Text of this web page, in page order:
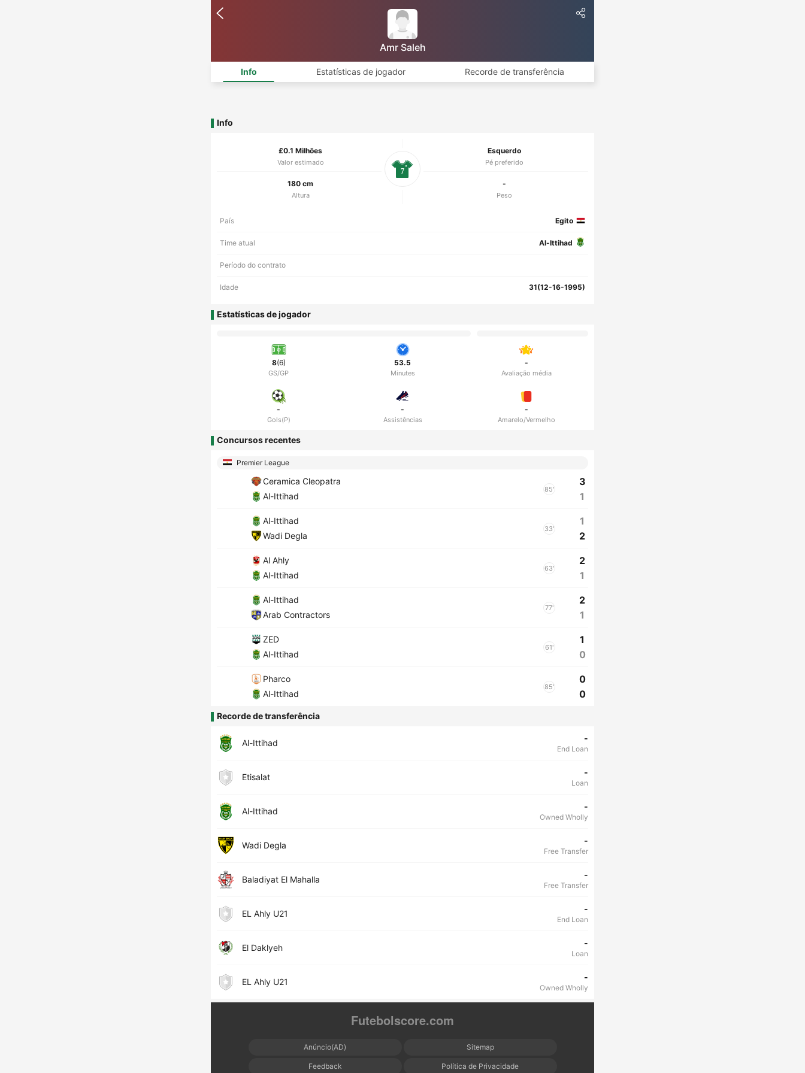
Amr Saleh
Info Estatísticas de jogador Recorde de transferência
Info
£0.1 Milhões
Valor estimado
Esquerdo
Pé preferido
180 cm
Altura
-
Peso
7
País Egito
Time atual Al-Ittihad
Período do contrato
Idade 31(12-16-1995)
Estatísticas de jogador
8(6)
GS/GP
53.5
Minutes
-
Avaliação média
-
Gols(P)
-
Assistências
-
Amarelo/Vermelho
Concursos recentes
Premier League
Ceramica Cleopatra
Al-Ittihad
85'
3
1
Al-Ittihad
Wadi Degla
33'
1
2
Al Ahly
Al-Ittihad
63'
2
1
Al-Ittihad
Arab Contractors
77'
2
1
ZED
Al-Ittihad
61'
1
0
Pharco
Al-Ittihad
85'
0
0
Recorde de transferência
Al-Ittihad -
End Loan
Etisalat -
Loan
Al-Ittihad -
Owned Wholly
Wadi Degla -
Free Transfer
Baladiyat El Mahalla -
Free Transfer
EL Ahly U21 -
End Loan
El Daklyeh -
Loan
EL Ahly U21 -
Owned Wholly
Futebolscore.com
Anúncio(AD) Sitemap
Feedback Política de Privacidade